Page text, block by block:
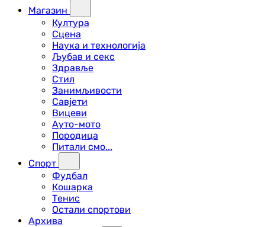
Магазин
Култура
Сцена
Наука и технологија
Љубав и секс
Здравље
Стил
Занимљивости
Савјети
Вицеви
Ауто-мото
Породица
Питали смо...
Спорт
Фудбал
Кошарка
Тенис
Остали спортови
Архива